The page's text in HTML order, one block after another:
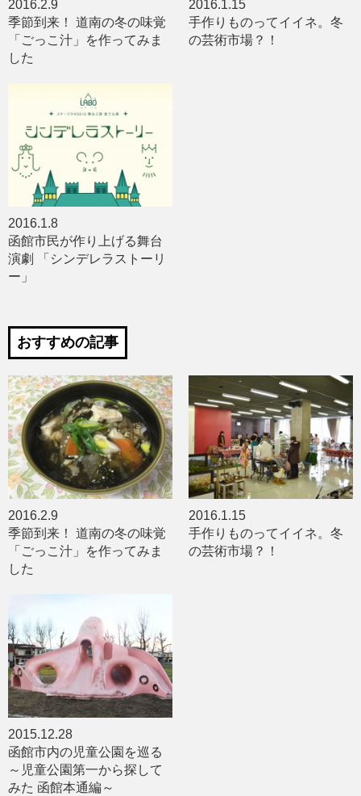
2016.2.9
季節到来！ 道南の冬の味覚
「ごっこ汁」を作ってみま
した
2016.1.15
手作りものってイイネ。冬
の芸術市場？！
2016.1.8
函館市民が作り上げる舞台
演劇 「シンデレラストーリ
ー」
おすすめの記事
2016.2.9
季節到来！ 道南の冬の味覚
「ごっこ汁」を作ってみま
した
2016.1.15
手作りものってイイネ。冬
の芸術市場？！
2015.12.28
函館市内の児童公園を巡る
～児童公園第一から探して
みた 函館本通編～